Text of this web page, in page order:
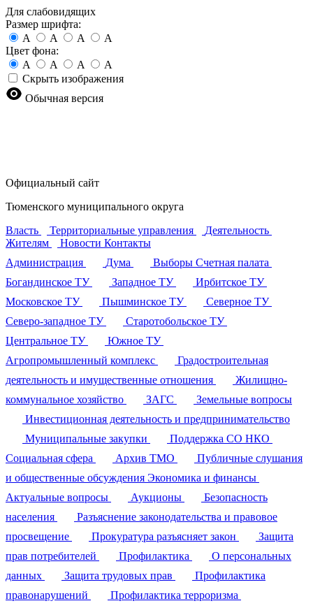
Для слабовидящих
Размер шрифта:
A
A A
A
Цвет фона:
A
A A
A
Скрыть изображения
Обычная версия
Официальный сайт
Тюменского муниципального округа
Власть
Территориальные управления
Деятельность
Жителям
Новости Контакты
Администрация
Дума Выборы Счетная палата
Богандинское ТУ
Западное ТУ
Ирбитское ТУ
Московское ТУ
Пышминское ТУ
Северное ТУ
Северо-западное ТУ
Старотобольское ТУ
Центральное ТУ
Южное ТУ
Агропромышленный комплекс
Градостроительная
деятельность и имущественные отношения
Жилищно-
коммунальное хозяйство
ЗАГС
Земельные вопросы
Инвестиционная деятельность и предпринимательство
Муниципальные закупки
Поддержка СО НКО
Социальная сфера
Архив ТМО
Публичные слушания
и общественные обсуждения Экономика и финансы
Актуальные вопросы
Аукционы
Безопасность
населения
Разъяснение законодательства и правовое
просвещение
Прокуратура разъясняет закон
Защита
прав потребителей
Профилактика
О персональных
данных
Защита трудовых прав
Профилактика
правонарушений
Профилактика терроризма